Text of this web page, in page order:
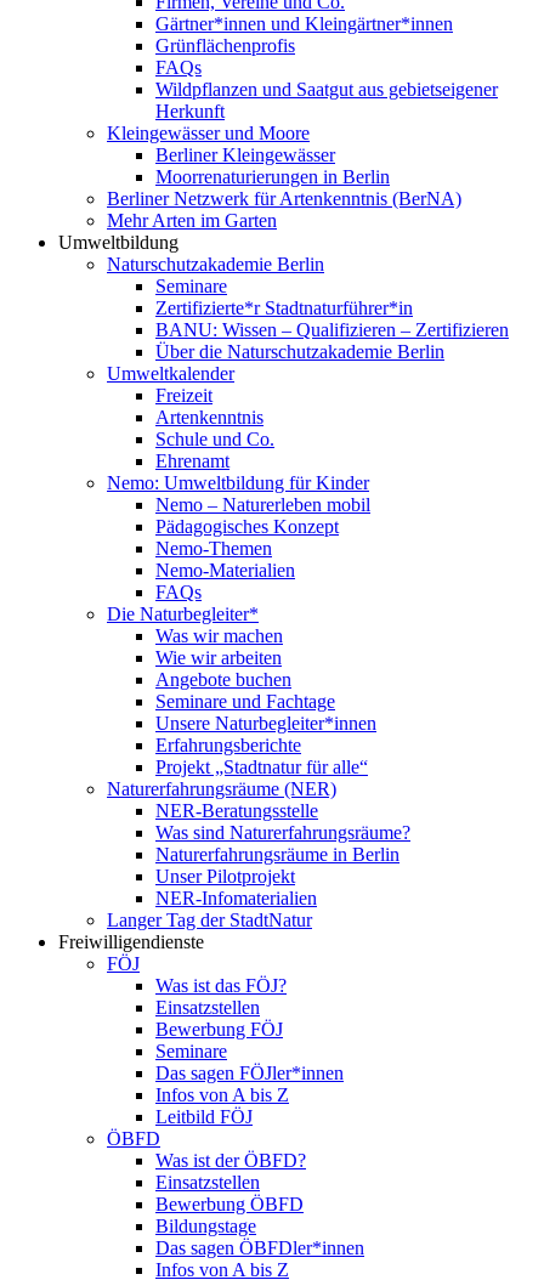
Gärtner*innen und Kleingärtner*innen
Grünflächenprofis
FAQs
Wildpflanzen und Saatgut aus gebietseigener
Herkunft
Kleingewässer und Moore
Berliner Kleingewässer
Moorrenaturierungen in Berlin
Berliner Netzwerk für Artenkenntnis (BerNA)
Mehr Arten im Garten
Umweltbildung
Naturschutzakademie Berlin
Seminare
Zertifizierte*r Stadtnaturführer*in
BANU: Wissen – Qualifizieren – Zertifizieren
Über die Naturschutzakademie Berlin
Umweltkalender
Freizeit
Artenkenntnis
Schule und Co.
Ehrenamt
Nemo: Umweltbildung für Kinder
Nemo – Naturerleben mobil
Pädagogisches Konzept
Nemo-Themen
Nemo-Materialien
FAQs
Die Naturbegleiter*
Was wir machen
Wie wir arbeiten
Angebote buchen
Seminare und Fachtage
Unsere Naturbegleiter*innen
Erfahrungsberichte
Projekt „Stadtnatur für alle“
Naturerfahrungsräume (NER)
NER-Beratungsstelle
Was sind Naturerfahrungsräume?
Naturerfahrungsräume in Berlin
Unser Pilotprojekt
NER-Infomaterialien
Langer Tag der StadtNatur
Freiwilligendienste
FÖJ
Was ist das FÖJ?
Einsatzstellen
Bewerbung FÖJ
Seminare
Das sagen FÖJler*innen
Infos von A bis Z
Leitbild FÖJ
ÖBFD
Was ist der ÖBFD?
Einsatzstellen
Bewerbung ÖBFD
Bildungstage
Das sagen ÖBFDler*innen
Infos von A bis Z